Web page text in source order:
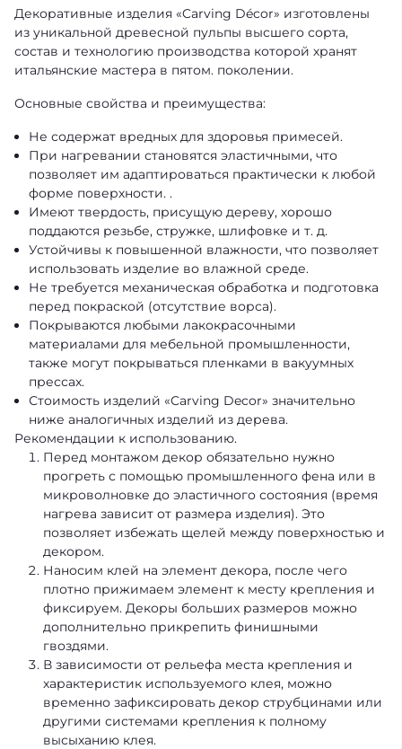
Декоративные изделия «Carving Décor» изготовлены
из уникальной древесной пульпы высшего сорта,
состав и технологию производства которой хранят
итальянские мастера в пятом. поколении.
Основные свойства и преимущества:
Не содержат вредных для здоровья примесей.
При нагревании становятся эластичными, что
позволяет им адаптироваться практически к любой
форме поверхности. .
Имеют твердость, присущую дереву, хорошо
поддаются резьбе, стружке, шлифовке и т. д.
Устойчивы к повышенной влажности, что позволяет
использовать изделие во влажной среде.
Не требуется механическая обработка и подготовка
перед покраской (отсутствие ворса).
Покрываются любыми лакокрасочными
материалами для мебельной промышленности,
также могут покрываться пленками в вакуумных
прессах.
Стоимость изделий «Carving Decor» значительно
ниже аналогичных изделий из дерева.
Рекомендации к использованию.
Перед монтажом декор обязательно нужно
прогреть с помощью промышленного фена или в
микроволновке до эластичного состояния (время
нагрева зависит от размера изделия). Это
позволяет избежать щелей между поверхностью и
декором.
Наносим клей на элемент декора, после чего
плотно прижимаем элемент к месту крепления и
фиксируем. Декоры больших размеров можно
дополнительно прикрепить финишными
гвоздями.
В зависимости от рельефа места крепления и
характеристик используемого клея, можно
временно зафиксировать декор струбцинами или
другими системами крепления к полному
высыханию клея.